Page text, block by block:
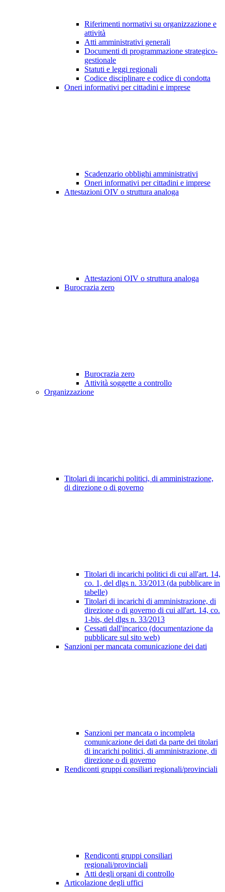
Riferimenti normativi su organizzazione e
attività
Atti amministrativi generali
Documenti di programmazione strategico-
gestionale
Statuti e leggi regionali
Codice disciplinare e codice di condotta
Oneri informativi per cittadini e imprese
Scadenzario obblighi amministrativi
Oneri informativi per cittadini e imprese
Attestazioni OIV o struttura analoga
Attestazioni OIV o struttura analoga
Burocrazia zero
Burocrazia zero
Attività soggette a controllo
Organizzazione
Titolari di incarichi politici, di amministrazione,
di direzione o di governo
Titolari di incarichi politici di cui all'art. 14,
co. 1, del dlgs n. 33/2013 (da pubblicare in
tabelle)
Titolari di incarichi di amministrazione, di
direzione o di governo di cui all'art. 14, co.
1-bis, del dlgs n. 33/2013
Cessati dall'incarico (documentazione da
pubblicare sul sito web)
Sanzioni per mancata comunicazione dei dati
Sanzioni per mancata o incompleta
comunicazione dei dati da parte dei titolari
di incarichi politici, di amministrazione, di
direzione o di governo
Rendiconti gruppi consiliari regionali/provinciali
Rendiconti gruppi consiliari
regionali/provinciali
Atti degli organi di controllo
Articolazione degli uffici